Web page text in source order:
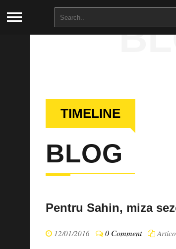
TIMELINE
BLOG
Pentru Sahin, miza
12/01/2016 0 Comment